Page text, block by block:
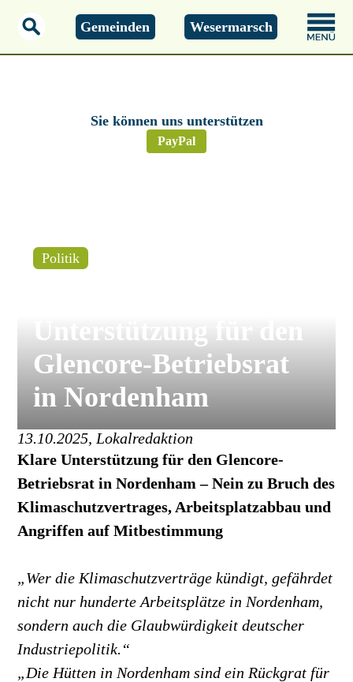
Gemeinden Wesermarsch
Sie können uns unterstützen
PayPal
Politik
Unterstützung für den
Glencore-Betriebsrat
in Nordenham
13.10.2025, Lokalredaktion
Klare Unterstützung für den Glencore-
Betriebsrat in Nordenham – Nein zu Bruch des
Klimaschutzvertrages, Arbeitsplatzabbau und
Angriffen auf Mitbestimmung
„Wer die Klimaschutzverträge kündigt, gefährdet
nicht nur hunderte Arbeitsplätze in Nordenham,
sondern auch die Glaubwürdigkeit deutscher
Industriepolitik.“
„Die Hütten in Nordenham sind ein Rückgrat für